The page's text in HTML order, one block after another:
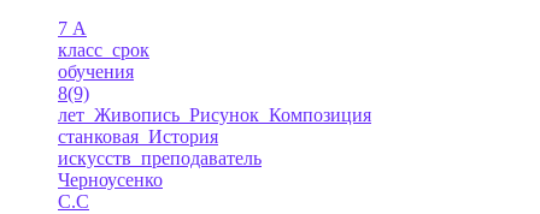
7 А
класс_срок
обучения
8(9)
лет_Живопись_Рисунок_Композиция
станковая_История
искусств_преподаватель
Черноусенко
С.С